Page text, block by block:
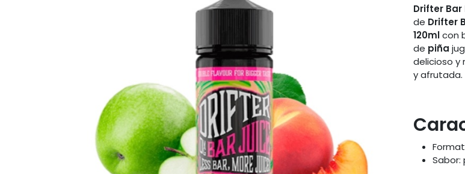
Drifter
de Drifter
120mlcon
de piña
delicioso y
y afrutada.
Sabor: